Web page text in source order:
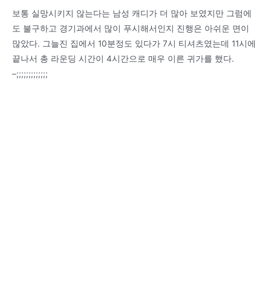
보통 실망시키지 않는다는 남성 캐디가 더 많아 보였지만 그럼에
도 불구하고 경기과에서 많이 푸시해서인지 진행은 아쉬운 면이
많았다. 그늘진 집에서 10분정도 있다가 7시 티셔츠였는데 11시에
끝나서 총 라운딩 시간이 4시간으로 매우 이른 귀가를 했다.
–;;;;;;;;;;;;;